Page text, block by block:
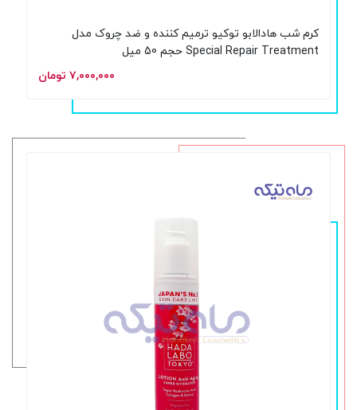
کرم شب هادالابو توکیو ترمیم‌ کننده و ضد چروک مدل
Special Repair Treatment حجم 50 میل
۷,۰۰۰,۰۰۰ تومان